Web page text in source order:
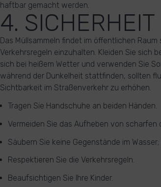
haftbar gemacht werden.
4. SICHERHEIT
Das Müllsammeln findet im öffentlichen
Verkehrsregeln einzuhalten. Kleiden Sie sich
sich bei heißem Wetter und verwenden Sie
während der Dunkelheit stattfinden, sollten
Sichtbarkeit im Straßenverkehr zu erhöhen.
Tragen Sie Handschuhe an beiden Händen.
Vermeiden Sie das Aufheben von
Säubern Sie keine Gegenstände im
Respektieren Sie die Verkehrsregeln.
Beaufsichtigen Sie Ihre Kinder.